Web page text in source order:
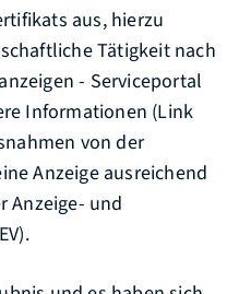
aus, hierzu
Tätigkeit nach
- Serviceportal
Informationen (Link
von der
Anzeige ausreichend
Anzeige- und